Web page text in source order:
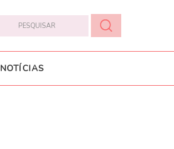
NOTÍCIAS